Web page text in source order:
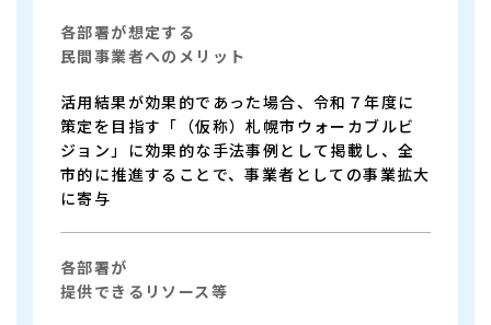
各部署が想定する
民間事業者へのメリット
活用結果が効果的であった場合、令和７年度に
策定を目指す「（仮称）札幌市ウォーカブルビ
ジョン」に効果的な手法事例として掲載し、全
市的に推進することで、事業者としての事業拡大
に寄与
各部署が
提供できるリソース等